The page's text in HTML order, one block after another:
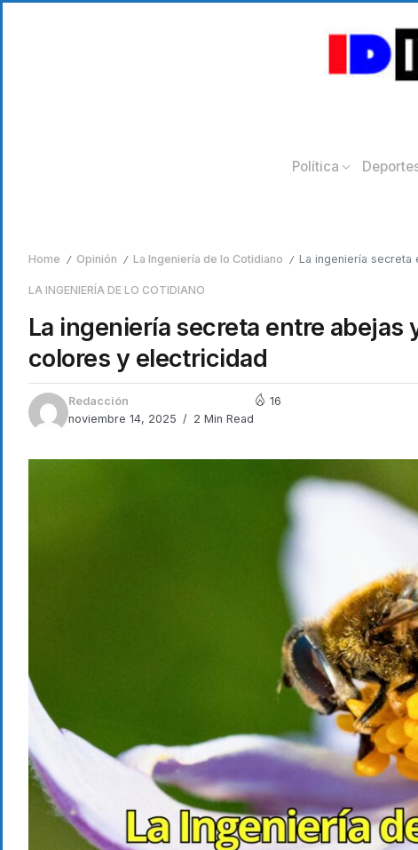
Política
Home / Opinión / La Ingeniería de lo Cotidiano / La ingeniería
LA INGENIERÍA DE LO COTIDIANO
La ingeniería secreta entre
colores y electricidad
Redacción
noviembre 14, 2025
2 Min Read
16